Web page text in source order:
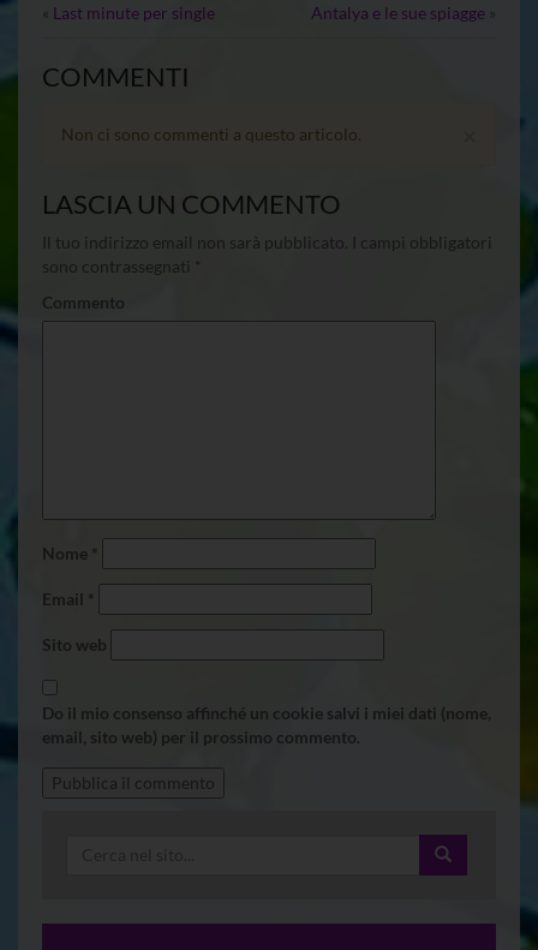
« Last minute per single Antalya e le sue spiagge »
COMMENTI
Non ci sono commenti a questo articolo.
LASCIA UN COMMENTO
Il tuo indirizzo email non sarà pubblicato.
I campi obbligatori
sono contrassegnati
Commento
Nome *
Email *
Sito web
Do il mio consenso affinché un cookie salvi i miei dati (nome,
email, sito web) per il prossimo commento.